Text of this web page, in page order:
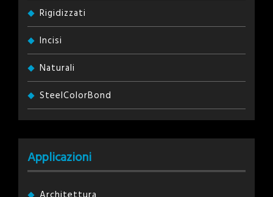
Rigidizzati
Incisi
Naturali
SteelColorBond
Applicazioni